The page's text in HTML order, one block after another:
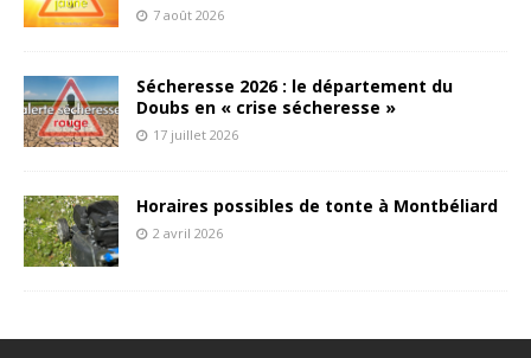
7 août 2026
Sécheresse 2026 : le département du
Doubs en « crise sécheresse »
17 juillet 2026
Horaires possibles de tonte à Montbéliard
2 avril 2026